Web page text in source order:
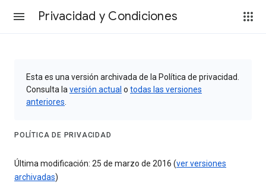
Privacidad y Condiciones
Esta es una versión archivada de la Política de privacidad.
Consulta la versión actual o todas las versiones
anteriores
POLÍTICA DE PRIVACIDAD
Última modificación: 25 de marzo de 2016 (ver versiones
archivadas)